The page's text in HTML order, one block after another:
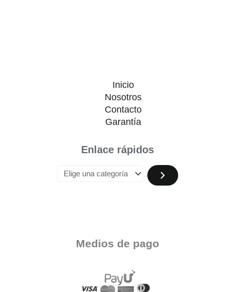
Inicio
Nosotros
Contacto
Garantía
Enlace rápidos
Medios de pago